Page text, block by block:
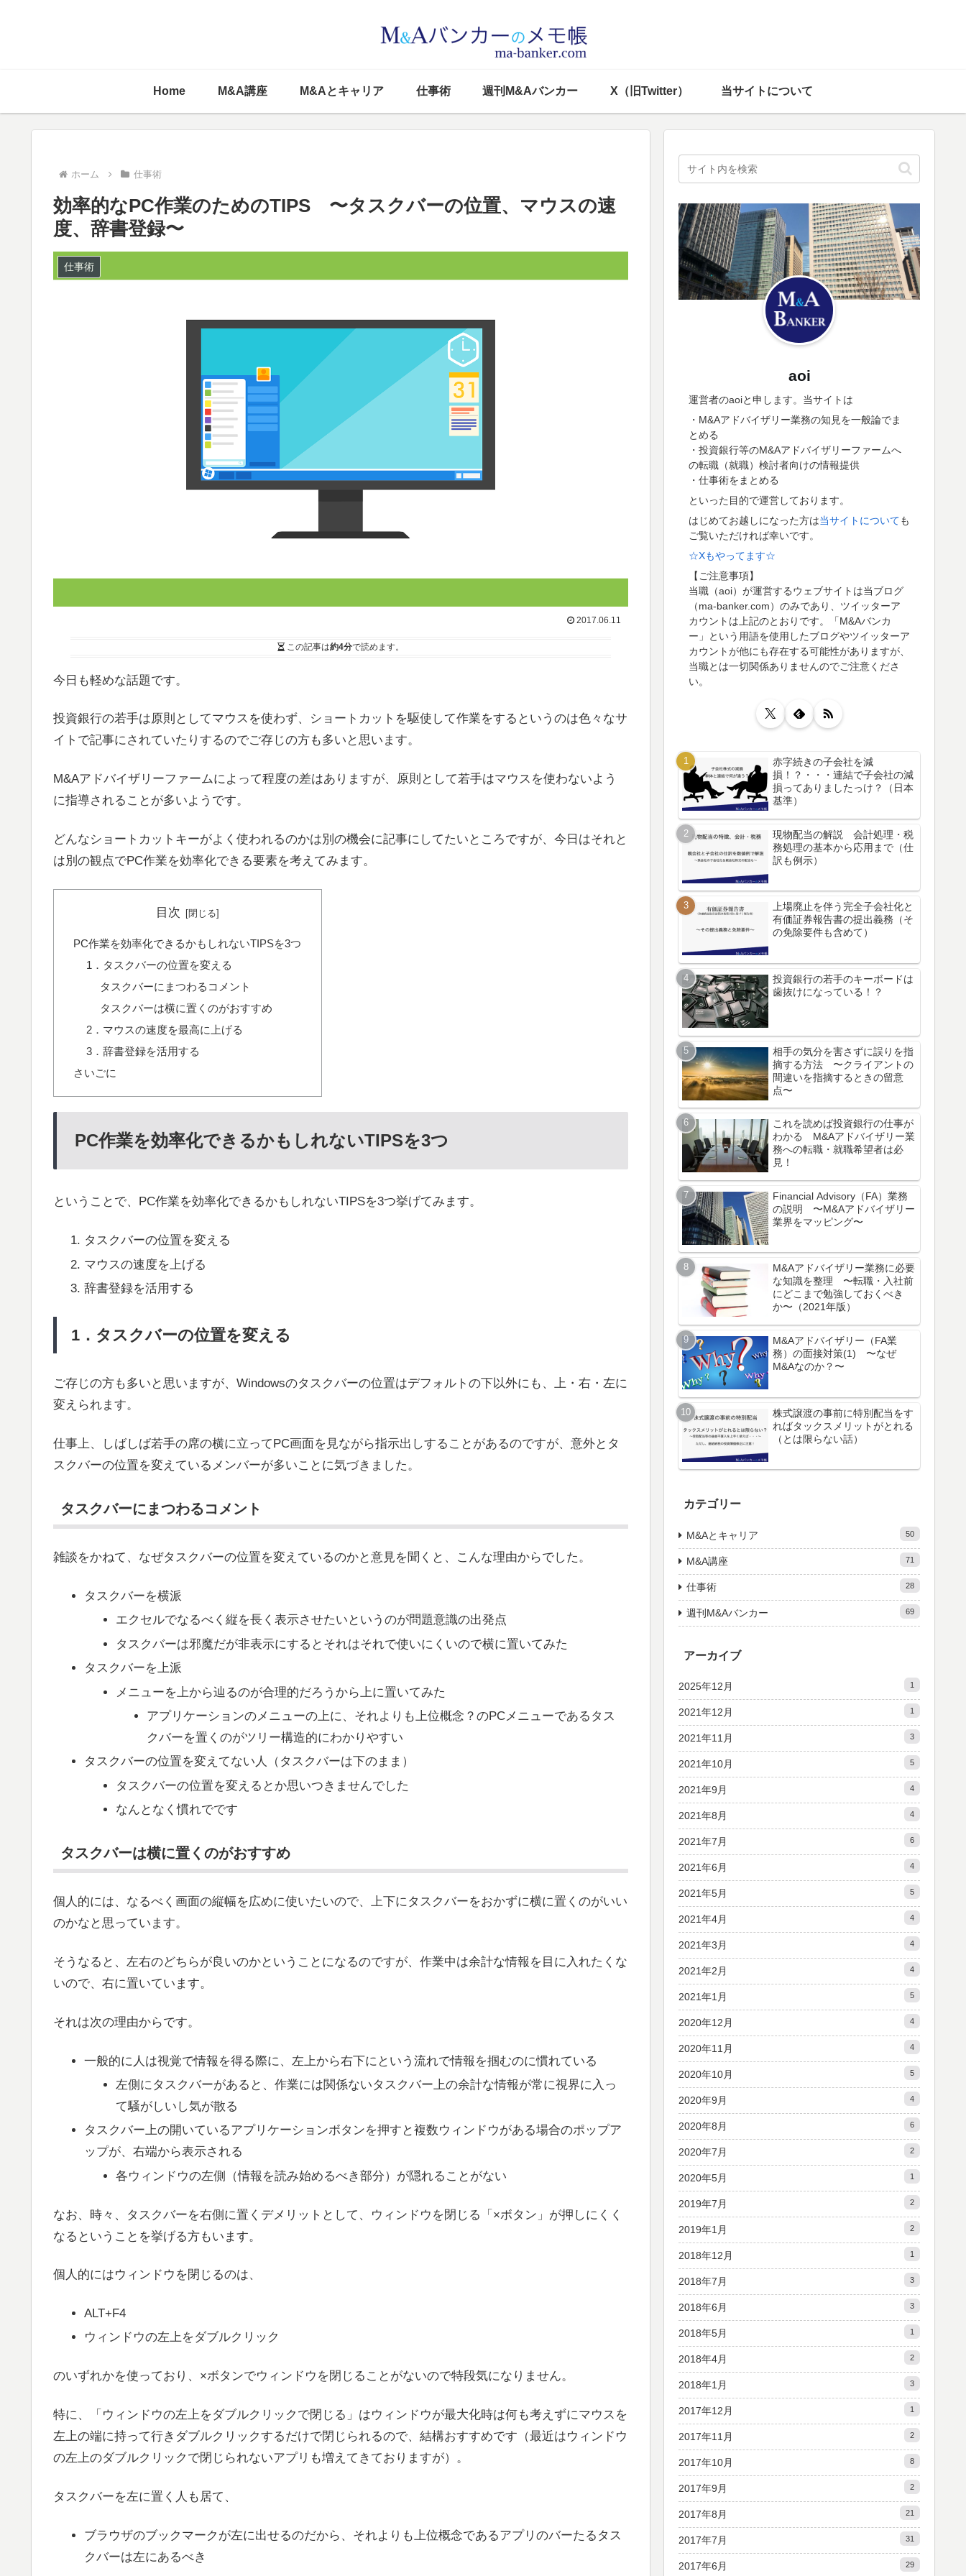
Home M&A講座 M&Aとキャリア 仕事術 週刊M&Aバンカー X（旧Twitter） 当サイトについて
ホーム 仕事術
効率的なPC作業のためのTIPS 〜タスクバーの位置、マウスの速
度、辞書登録〜
仕事術
2017.06.11
この記事は約4分で読めます。
今日も軽めな話題です。
投資銀行の若手は原則としてマウスを使わず、ショートカットを駆使して作業をするというのは色々なサ
イトで記事にされていたりするのでご存じの方も多いと思います。
M&Aアドバイザリーファームによって程度の差はありますが、原則として若手はマウスを使わないよう
に指導されることが多いようです。
どんなショートカットキーがよく使われるのかは別の機会に記事にしてたいところですが、今日はそれと
は別の観点でPC作業を効率化できる要素を考えてみます。
目次
PC作業を効率化できるかもしれないTIPSを3つ
1．タスクバーの位置を変える
タスクバーにまつわるコメント
タスクバーは横に置くのがおすすめ
2．マウスの速度を最高に上げる
3．辞書登録を活用する
さいごに
PC作業を効率化できるかもしれないTIPSを3つ
ということで、PC作業を効率化できるかもしれないTIPSを3つ挙げてみます。
タスクバーの位置を変える
マウスの速度を上げる
辞書登録を活用する
1．タスクバーの位置を変える
ご存じの方も多いと思いますが、Windowsのタスクバーの位置はデフォルトの下以外にも、上・右・左に
変えられます。
仕事上、しばしば若手の席の横に立ってPC画面を見ながら指示出しすることがあるのですが、意外とタ
スクバーの位置を変えているメンバーが多いことに気づきました。
タスクバーにまつわるコメント
雑談をかねて、なぜタスクバーの位置を変えているのかと意見を聞くと、こんな理由からでした。
タスクバーを横派
エクセルでなるべく縦を長く表示させたいというのが問題意識の出発点
タスクバーは邪魔だが非表示にするとそれはそれで使いにくいので横に置いてみた
タスクバーを上派
メニューを上から辿るのが合理的だろうから上に置いてみた
アプリケーションのメニューの上に、それよりも上位概念？のPCメニューであるタス
クバーを置くのがツリー構造的にわかりやすい
タスクバーの位置を変えてない人（タスクバーは下のまま）
タスクバーの位置を変えるとか思いつきませんでした
なんとなく慣れでです
タスクバーは横に置くのがおすすめ
個人的には、なるべく画面の縦幅を広めに使いたいので、上下にタスクバーをおかずに横に置くのがいい
のかなと思っています。
そうなると、左右のどちらが良いのかということになるのですが、作業中は余計な情報を目に入れたくな
いので、右に置いています。
それは次の理由からです。
一般的に人は視覚で情報を得る際に、左上から右下にという流れで情報を掴むのに慣れている
左側にタスクバーがあると、作業には関係ないタスクバー上の余計な情報が常に視界に入っ
て騒がしいし気が散る
タスクバー上の開いているアプリケーションボタンを押すと複数ウィンドウがある場合のポップア
ップが、右端から表示される
各ウィンドウの左側（情報を読み始めるべき部分）が隠れることがない
なお、時々、タスクバーを右側に置くデメリットとして、ウィンドウを閉じる「×ボタン」が押しにくく
なるということを挙げる方もいます。
個人的にはウィンドウを閉じるのは、
ALT+F4
ウィンドウの左上をダブルクリック
のいずれかを使っており、×ボタンでウィンドウを閉じることがないので特段気になりません。
特に、「ウィンドウの左上をダブルクリックで閉じる」はウィンドウが最大化時は何も考えずにマウスを
左上の端に持って行きダブルクリックするだけで閉じられるので、結構おすすめです（最近はウィンドウ
の左上のダブルクリックで閉じられないアプリも増えてきておりますが）。
タスクバーを左に置く人も居て、
ブラウザのブックマークが左に出せるのだから、それよりも上位概念であるアプリのバーたるタス
クバーは左にあるべき
aoi
運営者のaoiと申します。当サイトは
・M&Aアドバイザリー業務の知見を一般論でま
とめる
・投資銀行等のM&Aアドバイザリーファームへ
の転職（就職）検討者向けの情報提供
・仕事術をまとめる
といった目的で運営しております。
はじめてお越しになった方は当サイトについても
ご覧いただければ幸いです。
☆Xもやってます☆
【ご注意事項】
当職（aoi）が運営するウェブサイトは当ブログ
（ma-banker.com）のみであり、ツイッターア
カウントは上記のとおりです。「M&Aバンカ
ー」という用語を使用したブログやツイッターア
カウントが他にも存在する可能性がありますが、
当職とは一切関係ありませんのでご注意くださ
い。
赤字続きの子会社を減
損！？・・・連結で子会社の減
損ってありましたっけ？（日本
基準）
現物配当の解説 会計処理・税
務処理の基本から応用まで（仕
訳も例示）
上場廃止を伴う完全子会社化と
有価証券報告書の提出義務（そ
の免除要件も含めて）
投資銀行の若手のキーボードは
歯抜けになっている！？
相手の気分を害さずに誤りを指
摘する方法 〜クライアントの
間違いを指摘するときの留意
点〜
これを読めば投資銀行の仕事が
わかる M&Aアドバイザリー業
務への転職・就職希望者は必
見！
Financial Advisory（FA）業務
の説明 〜M&Aアドバイザリー
業界をマッピング〜
M&Aアドバイザリー業務に必要
な知識を整理 〜転職・入社前
にどこまで勉強しておくべき
か〜（2021年版）
M&Aアドバイザリー（FA業
務）の面接対策(1) 〜なぜ
M&Aなのか？〜
株式譲渡の事前に特別配当をす
ればタックスメリットがとれる
（とは限らない話）
カテゴリー
M&Aとキャリア 50
M&A講座 71
仕事術 28
週刊M&Aバンカー 69
アーカイブ
2025年12月 1
2021年12月 1
2021年11月 3
2021年10月 5
2021年9月 4
2021年8月 4
2021年7月 6
2021年6月 4
2021年5月 5
2021年4月 4
2021年3月 4
2021年2月 4
2021年1月 5
2020年12月 4
2020年11月 4
2020年10月 5
2020年9月 4
2020年8月 6
2020年7月 2
2020年5月 1
2019年7月 2
2019年1月 2
2018年12月 1
2018年7月 3
2018年6月 3
2018年5月 1
2018年4月 2
2018年1月 3
2017年12月 1
2017年11月 2
2017年10月 8
2017年9月 2
2017年8月 21
2017年7月 31
2017年6月 29